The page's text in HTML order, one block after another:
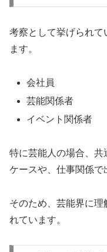
考察として挙げられて
ます。
会社員
芸能関係者
イベント関係者
特に芸能人の場合、共
ケースや、仕事関係で
そのため、芸能界に
れています。